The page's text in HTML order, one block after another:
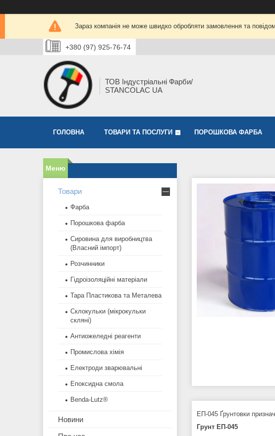
Зараз компанія не може швидко обробляти замовлення та
+380 (97) 925-76-74
ТОВ Індустріальні Фарби/
STANCOLAC UA
ГОЛОВНА ТОВАРИ ТА ПОСЛУГИ ПОРОШКОВА ФАРБА
ЕП-045 Ґрунтовки
Грунт ЕП-045
Товари
Фарба
Порошкова фарба
Сировина для виробництва
(Власний імпорт)
Розчинники
Гідроізоляційні матеріали
Тара Пластикова та Металева
Склокульки (мікрокульки
скляні)
Антиожеледні реагенти
Промислова хімія
Електроди зварювальні
Епоксидна смола
Benda-Lutz®
Новини